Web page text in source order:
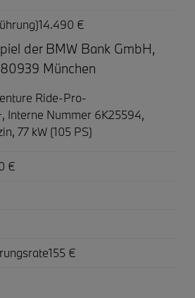
14.490 €
der BMW Bank GmbH,
München
Ride-Pro-
Interne Nummer 6K25594,
77 kW (105 PS)
€
155 €